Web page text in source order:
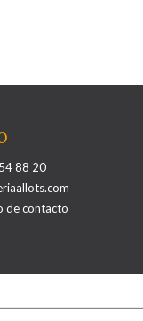
88 20
de contacto